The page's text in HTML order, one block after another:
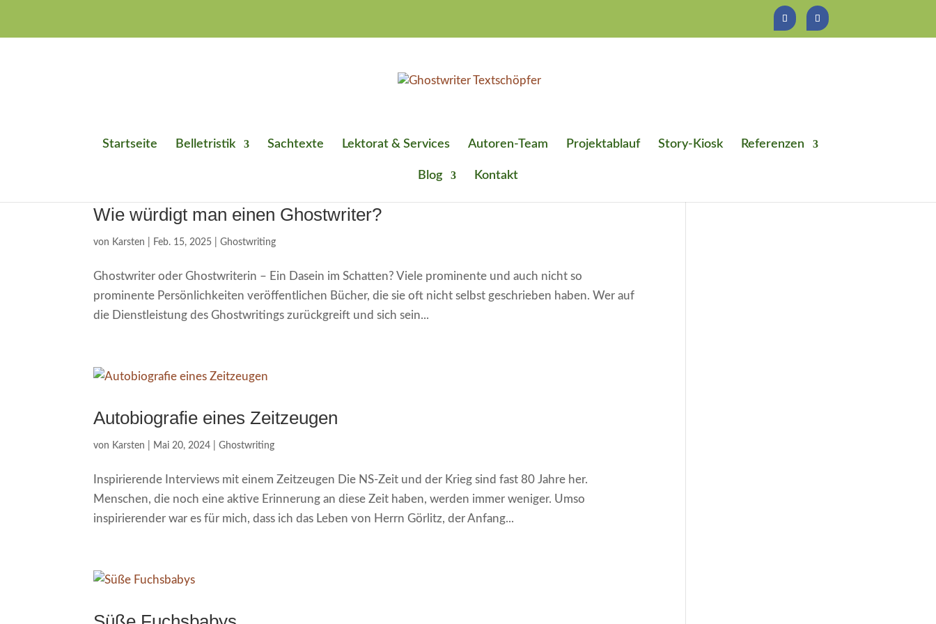
Startseite Belletristik Sachtexte Lektorat & Services Autoren-Team Projektablauf Story-Kiosk Referenzen
Blog Kontakt
Wie würdigt man einen Ghostwriter?
von Karsten Feb. 15, 2025 |Ghostwriting
Ghostwriter oder Ghostwriterin – Ein Dasein im Schatten? Viele prominente und auch nicht so
prominente Persönlichkeiten veröffentlichen Bücher, die sie oft nicht selbst geschrieben haben. Wer auf
die Dienstleistung des Ghostwritings zurückgreift und sich sein...
Autobiografie eines Zeitzeugen
von Karsten Mai 20, 2024 |Ghostwriting
Inspirierende Interviews mit einem Zeitzeugen Die NS-Zeit und der Krieg sind fast 80 Jahre her.
Menschen, die noch eine aktive Erinnerung an diese Zeit haben, werden immer weniger. Umso
inspirierender war es für mich, dass ich das Leben von Herrn Görlitz, der Anfang...